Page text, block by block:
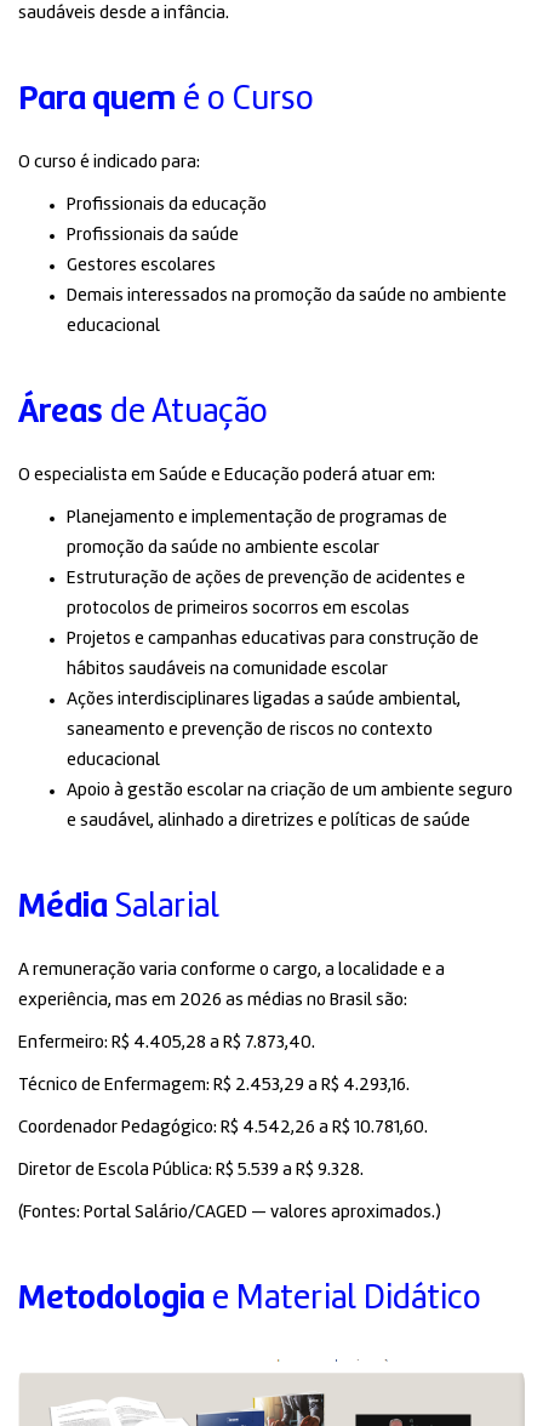
saudáveis desde a infância.
Para quem é o Curso
O curso é indicado para:
Profissionais da educação
Profissionais da saúde
Gestores escolares
Demais interessados na promoção da saúde no ambiente
educacional
Áreas de Atuação
O especialista em Saúde e Educação poderá atuar em:
Planejamento e implementação de programas de
promoção da saúde no ambiente escolar
Estruturação de ações de prevenção de acidentes e
protocolos de primeiros socorros em escolas
Projetos e campanhas educativas para construção de
hábitos saudáveis na comunidade escolar
Ações interdisciplinares ligadas a saúde ambiental,
saneamento e prevenção de riscos no contexto
educacional
Apoio à gestão escolar na criação de um ambiente seguro
e saudável, alinhado a diretrizes e políticas de saúde
Média Salarial
A remuneração varia conforme o cargo, a localidade e a
experiência, mas em 2026 as médias no Brasil são:
Enfermeiro: R$ 4.405,28 a R$ 7.873,40.
Técnico de Enfermagem: R$ 2.453,29 a R$ 4.293,16.
Coordenador Pedagógico: R$ 4.542,26 a R$ 10.781,60.
Diretor de Escola Pública: R$ 5.539 a R$ 9.328.
(Fontes: Portal Salário/CAGED — valores aproximados.)
Metodologia e Material Didático